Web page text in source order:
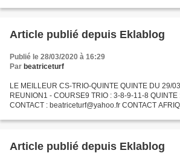
Article publié depuis Eklablog
Publié le 28/03/2020 à 16:29
Par beatriceturf
LE MEILLEUR CS-TRIO-QUINTE QUINTE DU 29/
REUNION1 - COURSE9 TRIO : 3-8-9-11-8
CONTACT : beatriceturf@yahoo.fr CONTACT
Article publié depuis Eklablog